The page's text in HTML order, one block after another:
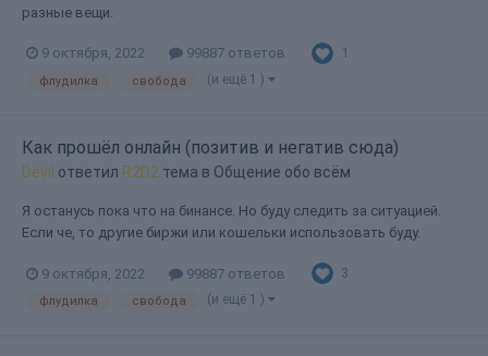
разные вещи.
9 октября, 2022 99887 ответов 1
флудилка свобода (и ещё 1 )
Как прошёл онлайн (позитив и негатив сюда)
Devil ответил R2D2 тема в Общение обо всём
Я останусь пока что на бинансе. Но буду следить за ситуацией.
Если че, то другие биржи или кошельки использовать буду.
9 октября, 2022 99887 ответов 3
флудилка свобода (и ещё 1 )